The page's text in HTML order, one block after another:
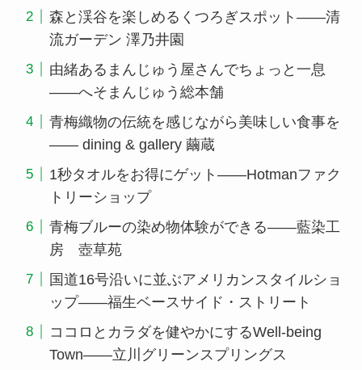
森と渓谷を楽しめるくつろぎスポット――清
流ガーデン 澤乃井園
由緒あるまんじゅう屋さんでちょっと一息
――へそまんじゅう総本舗
青梅織物の伝統を感じながら美味しい食事を
―― dining & gallery 繭蔵
1秒タオルをお得にゲット――Hotmanファク
トリーショップ
青梅ブルーの染め物体験ができる――藍染工
房 壺草苑
国道16号沿いに並ぶアメリカンスタイルショ
ップ――福生ベースサイド・ストリート
ココロとカラダを健やかにするWell-being
Town――立川グリーンスプリングス